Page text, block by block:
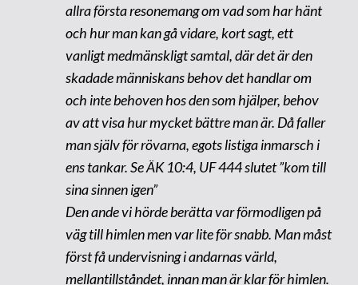
allra första resonemang om vad som har hänt
och hur man kan gå vidare, kort sagt, ett
vanligt medmänskligt samtal, där det är den
skadade människans behov det handlar om
och inte behoven hos den som hjälper, behov
av att visa hur mycket bättre man är. Då faller
man själv för rövarna, egots listiga inmarsch i
ens tankar. Se ÄK 10:4, UF 444 slutet ”kom till
sina sinnen igen”
Den ande vi hörde berätta var förmodligen på
väg till himlen men var lite för snabb. Man måst
först få undervisning i andarnas värld,
mellantillståndet, innan man är klar för himlen.